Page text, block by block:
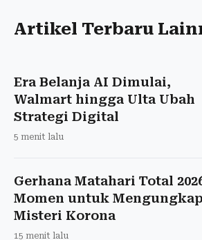
Artikel Terbaru
Era Belanja AI Dimulai,
Walmart hingga Ulta Ubah
Strategi Digital
5 menit lalu
Gerhana Matahari Total
Momen untuk Mengungkap
Misteri Korona
15 menit lalu